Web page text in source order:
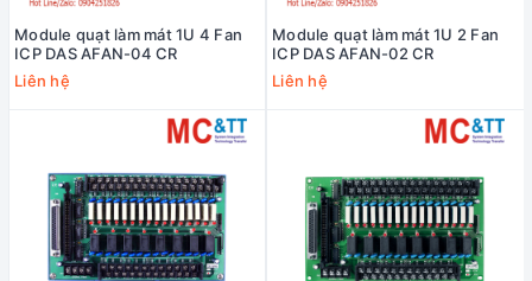
Module quạt làm mát 1U 4 Fan
ICP DAS AFAN-04 CR
Liên hệ
Module quạt làm mát 1U 2 Fan
ICP DAS AFAN-02 CR
Liên hệ